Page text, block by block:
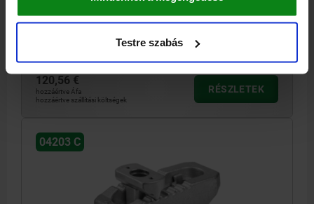
Testre szabás
H3=27 H4=20 L1=44 L2=44 RÖGZÍTŐCSAVAR(OK)=M20X160
04203-320187160
120,56 €
hozzáértve Áfa
hozzáértve szállítási költségek
RÉSZLETEK
04203 C